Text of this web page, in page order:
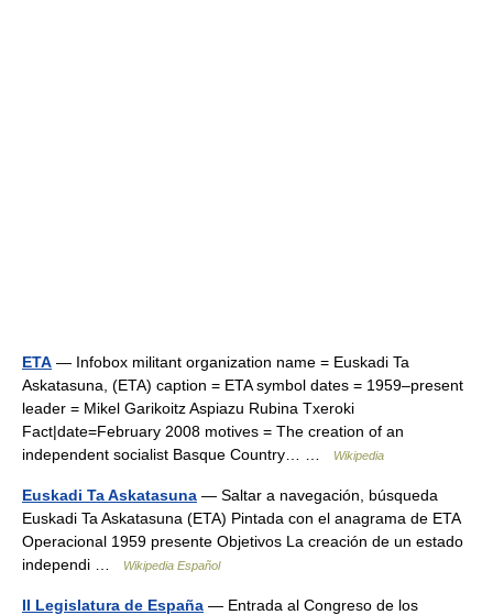
ETA — Infobox militant organization name = Euskadi Ta
Askatasuna, (ETA) caption = ETA symbol dates = 1959–present
leader = Mikel Garikoitz Aspiazu Rubina Txeroki
Fact|date=February 2008 motives = The creation of an
independent socialist Basque Country… …
Wikipedia
Euskadi Ta Askatasuna — Saltar a navegación, búsqueda
Euskadi Ta Askatasuna (ETA) Pintada con el anagrama de ETA
Operacional 1959 presente Objetivos La creación de un estado
independi …
Wikipedia Español
II Legislatura de España — Entrada al Congreso de los